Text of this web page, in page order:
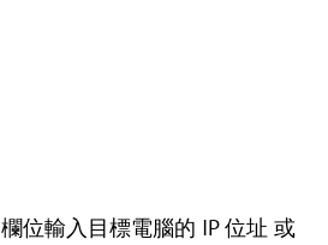
位輸入目標電腦的 IP 位址 或